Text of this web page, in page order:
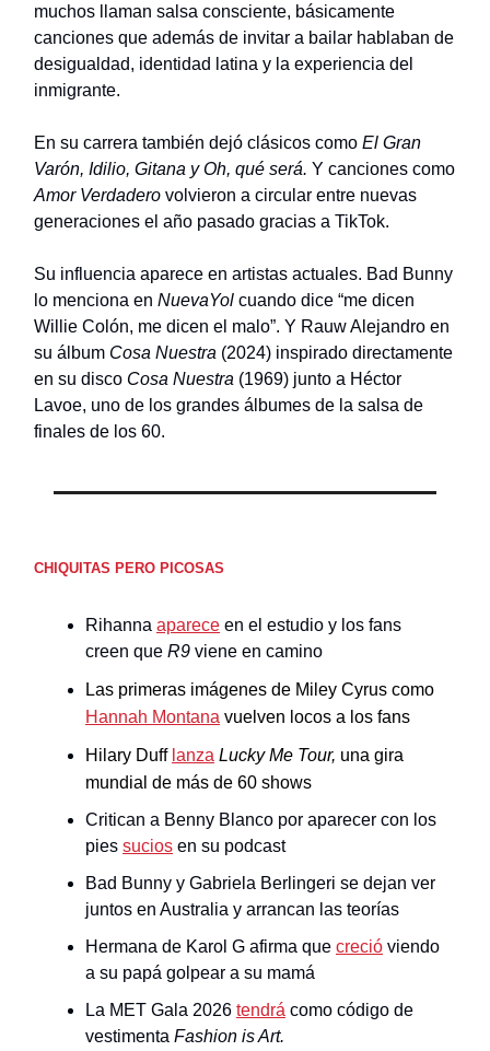
muchos llaman salsa consciente, básicamente
canciones que además de invitar a bailar hablaban de
desigualdad, identidad latina y la experiencia del
inmigrante.
En su carrera también dejó clásicos como El Gran
Varón, Idilio, Gitana y Oh, qué será. Y canciones como
Amor Verdadero volvieron a circular entre nuevas
generaciones el año pasado gracias a TikTok.
Su influencia aparece en artistas actuales. Bad Bunny
lo menciona en NuevaYol cuando dice “me dicen
Willie Colón, me dicen el malo”. Y Rauw Alejandro en
su álbum Cosa Nuestra (2024) inspirado directamente
en su disco Cosa Nuestra (1969) junto a Héctor
Lavoe, uno de los grandes álbumes de la salsa de
finales de los 60.
CHIQUITAS PERO PICOSAS
Rihanna aparece en el estudio y los fans
creen que R9 viene en camino
Las primeras imágenes de Miley Cyrus como
Hannah Montana vuelven locos a los fans
Hilary Duff lanza Lucky Me Tour, una gira
mundial de más de 60 shows
Critican a Benny Blanco por aparecer con los
pies sucios en su podcast
Bad Bunny y Gabriela Berlingeri se dejan ver
juntos en Australia y arrancan las teorías
Hermana de Karol G afirma que creció viendo
a su papá golpear a su mamá
La MET Gala 2026 tendrá como código de
vestimenta Fashion is Art.